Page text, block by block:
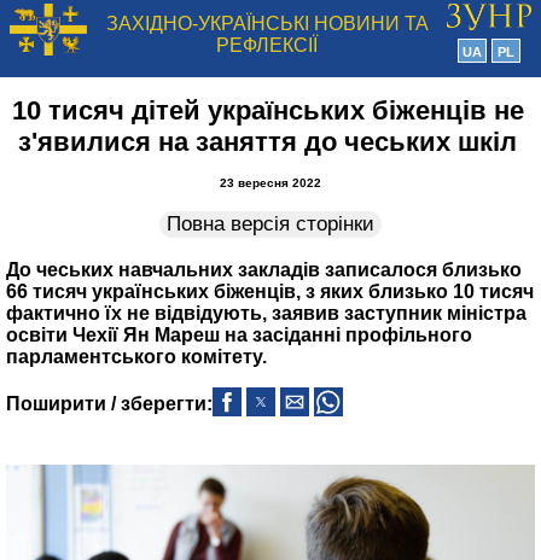
ЗАХІДНО-УКРАЇНСЬКІ НОВИНИ ТА
РЕФЛЕКСІЇ
UA PL
10 тисяч дітей українських біженців не
з'явилися на заняття до чеських шкіл
23 вересня 2022
Повна версія сторінки
До чеських навчальних закладів записалося близько
66 тисяч українських біженців, з яких близько 10 тисяч
фактично їх не відвідують, заявив заступник міністра
освіти Чехії Ян Мареш на засіданні профільного
парламентського комітету.
Поширити / зберегти: